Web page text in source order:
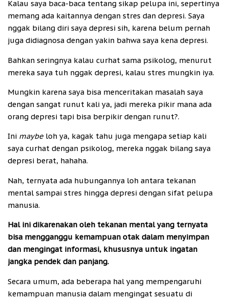
Kalau saya baca-baca tentang sikap pelupa ini, sepertinya
memang ada kaitannya dengan stres dan depresi. Saya
nggak bilang diri saya depresi sih, karena belum pernah
juga didiagnosa dengan yakin bahwa saya kena depresi.
Bahkan seringnya kalau curhat sama psikolog, menurut
mereka saya tuh nggak depresi, kalau stres mungkin iya.
Mungkin karena saya bisa menceritakan masalah saya
dengan sangat runut kali ya, jadi mereka pikir mana ada
orang depresi tapi bisa berpikir dengan runut?.
Ini maybe loh ya, kagak tahu juga mengapa setiap kali
saya curhat dengan psikolog, mereka nggak bilang saya
depresi berat, hahaha.
Nah, ternyata ada hubungannya loh antara tekanan
mental sampai stres hingga depresi dengan sifat pelupa
manusia.
Hal ini dikarenakan oleh tekanan mental yang ternyata
bisa mengganggu kemampuan otak dalam menyimpan
dan mengingat informasi, khususnya untuk ingatan
jangka pendek dan panjang.
Secara umum, ada beberapa hal yang mempengaruhi
kemampuan manusia dalam mengingat sesuatu di